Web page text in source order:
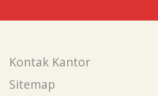
Kontak Kantor
Sitemap